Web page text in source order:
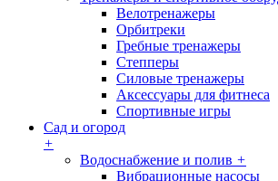
Велотренажеры
Орбитреки
Гребные тренажеры
Степперы
Силовые тренажеры
Аксессуары для фитнеса
Спортивные игры
Сад и огород
+
Водоснабжение и полив +
Вибрационные насосы